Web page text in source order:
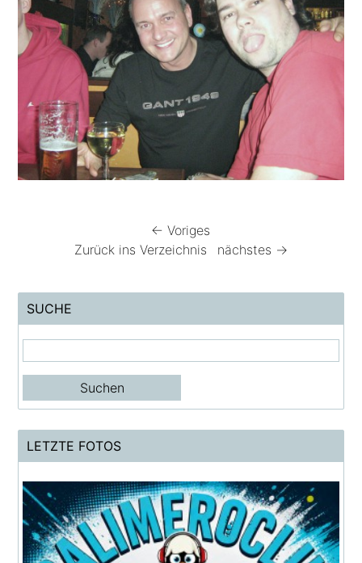
← Voriges
Zurück ins Verzeichnis
nächstes →
SUCHE
LETZTE FOTOS